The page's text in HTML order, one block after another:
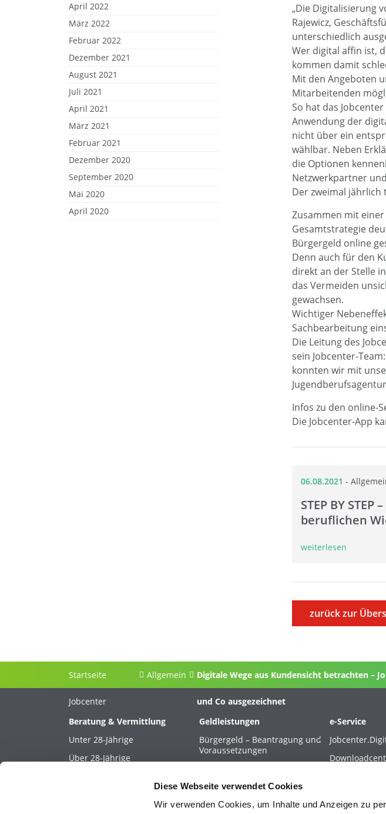
Diese Webseite verwendet Cookies
Wir verwenden Cookies, um Inhalte und Anzeigen zu
April 2022
März 2022
Februar 2022
Dezember 2021
August 2021
Juli 2021
April 2021
März 2021
Februar 2021
Dezember 2020
September 2020
Mai 2020
April 2020
„Die Digitalisierung
Rajewicz,
unterschiedlich
Wer digital affin ist,
kommen damit
Mit den Angeboten
Mitarbeitenden
So hat das
Anwendung der
nicht über ein
wählbar. Neben
die Optionen
Netzwerkpartner
Der zweimal jährlich
Zusammen mit
Gesamtstrategie
Bürgergeld online
Denn auch für den
direkt an der Stelle
das Vermeiden
gewachsen.
Wichtiger
Sachbearbeitung
Die Leitung des
sein Jobcenter-
konnten wir mit
Infos zu den online-
Die Jobcenter-App
06.08.2021 -
STEP BY STEP
beruflichen
weiterlesen
zurück zur
Startseite
Jobcenter
Allgemein Digitale Wege aus Kundensicht betrachten –
und Co ausgezeichnet
Beratung & Vermittlung
Unter 28-Jährige
Über 28-Jährige
Geldleistungen
Bürgergeld – Beantragung und
Voraussetzungen
e-Service